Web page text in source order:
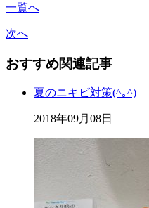
一覧へ
次へ
おすすめ関連記事
夏のニキビ対策(^｡^)
2018年09月08日